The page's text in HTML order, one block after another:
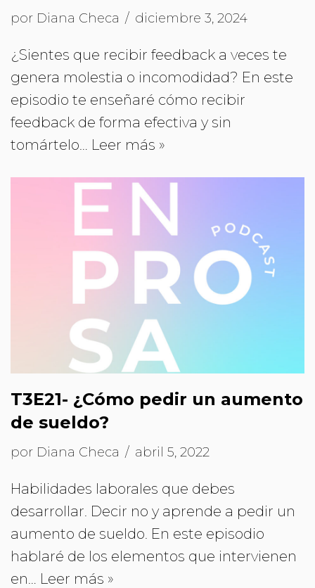
por Diana Checa diciembre 3, 2024
¿Sientes que recibir feedback a veces te
genera molestia o incomodidad? En este
episodio te enseñaré cómo recibir
feedback de forma efectiva y sin
tomártelo… Leer más »
T3E21- ¿Cómo pedir un aumento
de sueldo?
por Diana Checa abril 5, 2022
Habilidades laborales que debes
desarrollar. Decir no y aprende a pedir un
aumento de sueldo. En este episodio
hablaré de los elementos que intervienen
en… Leer más »